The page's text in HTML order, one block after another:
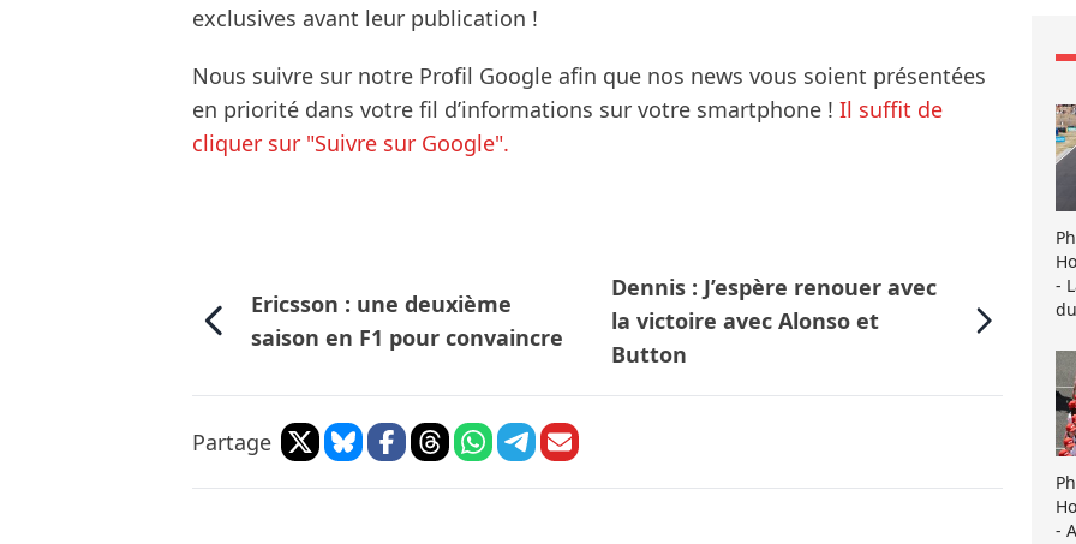
exclusives avant leur publication !
Nous suivre sur notre Profil Google afin que nos news vous soient présentées
en priorité dans votre fil d’informations sur votre smartphone ! Il suffit de
cliquer sur "Suivre sur Google".
Ericsson : une deuxième
saison en F1 pour convaincre
Dennis : J’espère renouer avec
la victoire avec Alonso et
Button
Partage
-
-